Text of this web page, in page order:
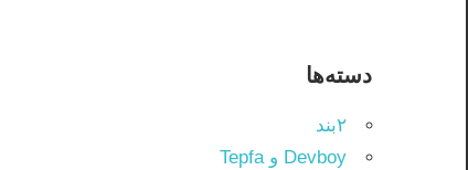
دسته‌ها
۲بند
Devboy و Tepfa